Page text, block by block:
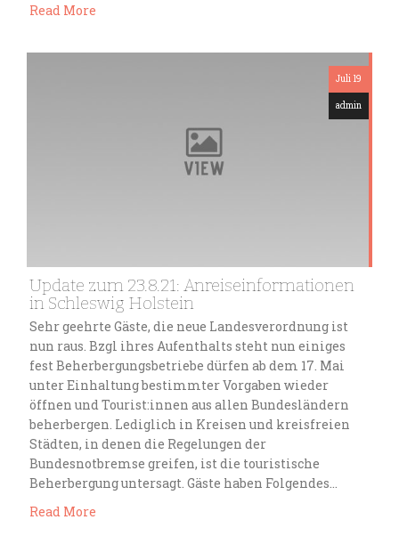
Read More
Juli 19
admin
Update zum 23.8.21: Anreiseinformationen
in Schleswig Holstein
Sehr geehrte Gäste, die neue Landesverordnung ist
nun raus. Bzgl ihres Aufenthalts steht nun einiges
fest Beherbergungsbetriebe dürfen ab dem 17. Mai
unter Einhaltung bestimmter Vorgaben wieder
öffnen und Tourist:innen aus allen Bundesländern
beherbergen. Lediglich in Kreisen und kreisfreien
Städten, in denen die Regelungen der
Bundesnotbremse greifen, ist die touristische
Beherbergung untersagt. Gäste haben Folgendes…
Read More